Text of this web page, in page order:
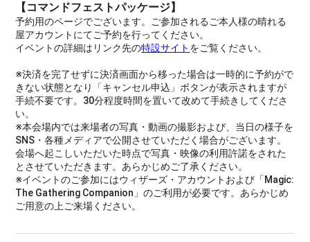
【コマンドフェストパッケージ】
予約用のページでございます。ご参加されるご本人様の晴れる
屋アカウントにてご予約を行ってください。
イベントの詳細はリンク先の特設サイト をご覧ください。
※決済を完了せずに決済画面から移った場合は一時的に予約がで
きない状態となり「キャンセル申込」ボタンが表示されますが
手続不要です。30分程度時間を置いて改めて手続きしてくださ
い。
※本会場内では来場者の写真・動画の撮影および、当日の様子を
SNS・各種メディアで公開させていただく場合がございます。
会場へ起こしいただいた時点で写真・映像の利用許諾をされた
とさせていただきます。あらかじめご了承ください。
※イベントのご参加にはウィザーズ・アカウントおよび「Magic:
The Gathering Companion」のご利用が必要です。あらかじめ
ご用意の上ご来場ください。